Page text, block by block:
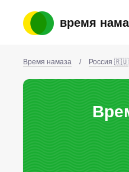
время
Время намаза / Россия 🇷🇺